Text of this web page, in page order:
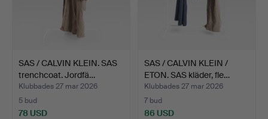
SAS / CALVIN KLEIN. SAS
trenchcoat. Jordfä…
Klubbades 27 mar 2026
5 bud
78 USD
SAS / CALVIN KLEIN /
ETON. SAS kläder, fle…
Klubbades 27 mar 2026
7 bud
86 USD